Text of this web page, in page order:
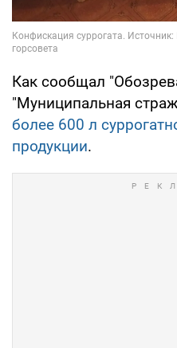
Как сообщал
"Муниципальная
более 600 л
продукции.